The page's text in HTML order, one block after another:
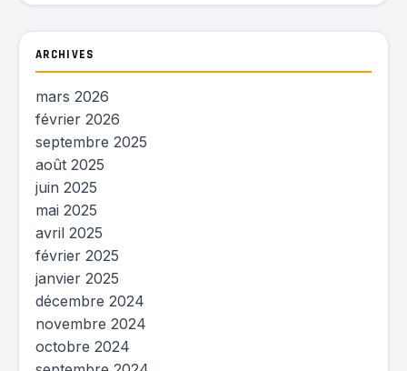
ARCHIVES
mars 2026
février 2026
septembre 2025
août 2025
juin 2025
mai 2025
avril 2025
février 2025
janvier 2025
décembre 2024
novembre 2024
octobre 2024